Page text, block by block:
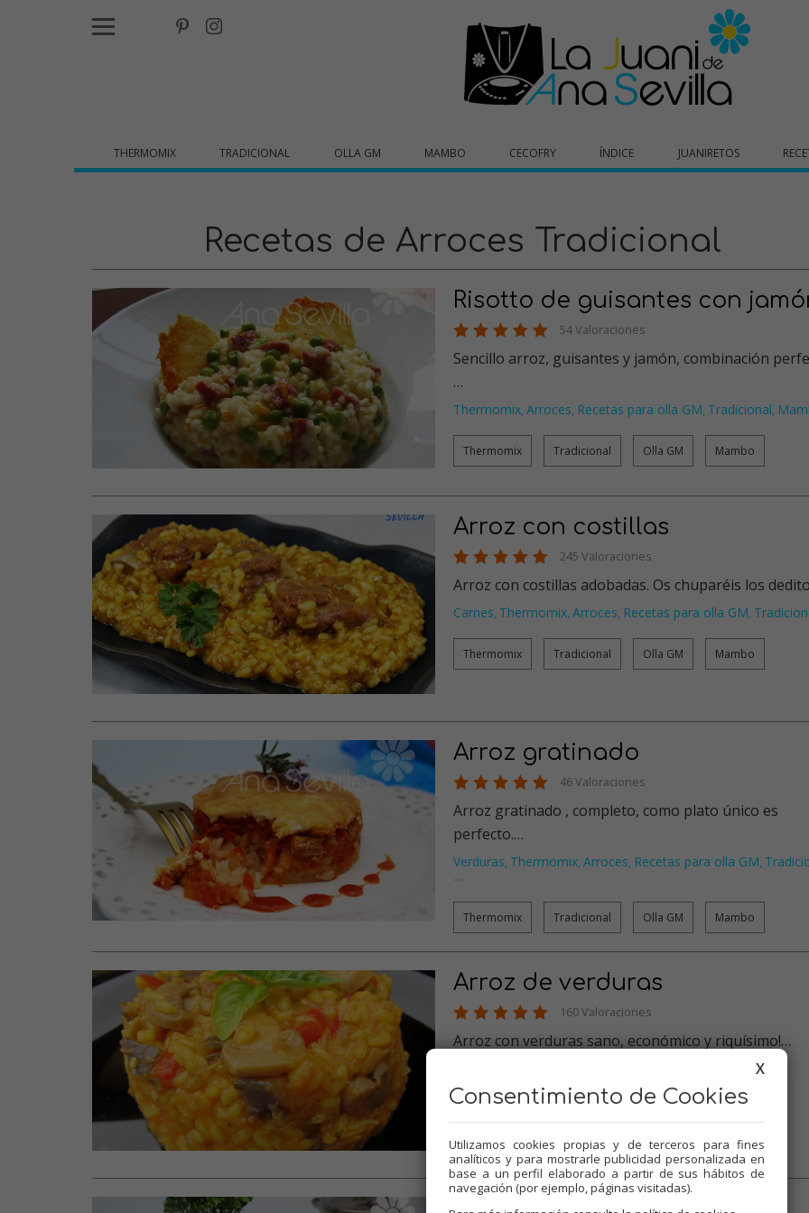
THERMOMIX TRADICIONAL OLLA GM MAMBO CECOFRY ÍNDICE JUANIRETOS
Recetas de Arroces Tradicional
Risotto de guisantes con
54 Valoraciones
Sencillo arroz, guisantes y jamón, combinación
…
Thermomix, Arroces, Recetas para olla GM, Tradicional,
Thermomix Tradicional Olla GM Mambo
Arroz con costillas
245 Valoraciones
Arroz con costillas adobadas. Os chuparéis los
Carnes, Thermomix, Arroces, Recetas para olla GM,
Thermomix Tradicional Olla GM Mambo
Arroz gratinado
46 Valoraciones
Arroz gratinado , completo, como plato único es
perfecto.…
Verduras, Thermomix, Arroces, Recetas para olla GM,
…
Thermomix Tradicional Olla GM Mambo
Arroz de verduras
160 Valoraciones
Arroz con verduras sano, económico y riquísimo!…
Thermomix Tradicional Olla GM Mambo
X
Consentimiento de Cookies
Utilizamos cookies propias y de terceros para fines
analíticos y para mostrarle publicidad personalizada en
base a un perfil elaborado a partir de sus hábitos de
navegación (por ejemplo, páginas visitadas).